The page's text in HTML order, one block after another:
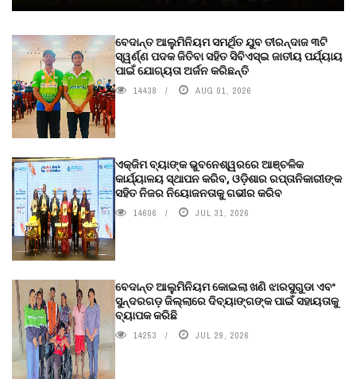
ବେଦାନ୍ତ ଆଲୁମିନିୟମ ସମର୍ଥିତ ଯୁବ ତୀରନ୍ଦାଜ ୩ଟି
ସ୍ୱର୍ଣ୍ଣ ପଦକ ଜିତିବା ସହିତ ସିବିଏସ୍ଇ ଜାତୀୟ ପର୍ଯ୍ୟାୟ
ପାଇଁ ଯୋଗ୍ୟତା ଅର୍ଜନ କରିଛନ୍ତି
14438 AUG 01, 2026
ଏକ୍ଜିମ ବ୍ୟାଙ୍କ ଭୁବନେଶ୍ୱରରେ ଆଞ୍ଚଳିକ
କାର୍ଯ୍ୟାଳୟ ସ୍ଥାପନ କରିବ, ଓଡ଼ିଶାର ରପ୍ତାନିକାରୀଙ୍କ
ସହିତ ନିଜର ନିୟୋଜନତାକୁ ଗଭୀର କରିବ
14606 JUL 31, 2026
ବେଦାନ୍ତ ଆଲୁମିନିୟମ କୋଇଲା ଖଣି ଝାରସୁଗୁଡା ଏବଂ
ସୁନ୍ଦରଗଡ଼ ଜିଲ୍ଲାରେ ଦିବ୍ୟାଙ୍ଗଙ୍କ ପାଇଁ ସହାୟତାକୁ
ବ୍ୟାପକ କରିଛି
14253 JUL 29, 2026